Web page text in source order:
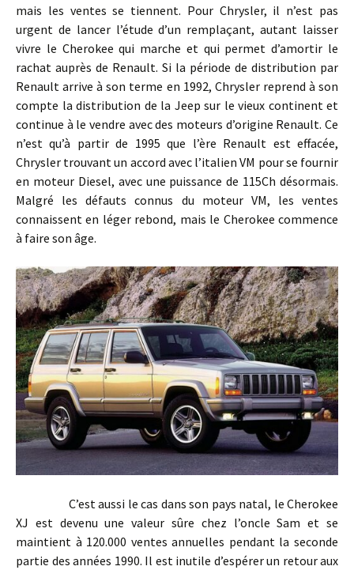
mais les ventes se tiennent. Pour Chrysler, il n’est pas
urgent de lancer l’étude d’un remplaçant, autant laisser
vivre le Cherokee qui marche et qui permet d’amortir le
rachat auprès de Renault. Si la période de distribution par
Renault arrive à son terme en 1992, Chrysler reprend à son
compte la distribution de la Jeep sur le vieux continent et
continue à le vendre avec des moteurs d’origine Renault. Ce
n’est qu’à partir de 1995 que l’ère Renault est effacée,
Chrysler trouvant un accord avec l’italien VM pour se fournir
en moteur Diesel, avec une puissance de 115Ch désormais.
Malgré les défauts connus du moteur VM, les ventes
connaissent en léger rebond, mais le Cherokee commence
à faire son âge.
C’est aussi le cas dans son pays natal, le Cherokee
XJ est devenu une valeur sûre chez l’oncle Sam et se
maintient à 120.000 ventes annuelles pendant la seconde
partie des années 1990. Il est inutile d’espérer un retour aux